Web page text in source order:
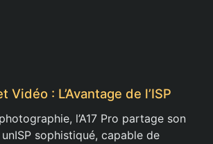
Vidéo : L’Avantage de l’ISP
l’A17 Pro partage son
sophistiqué, capable de